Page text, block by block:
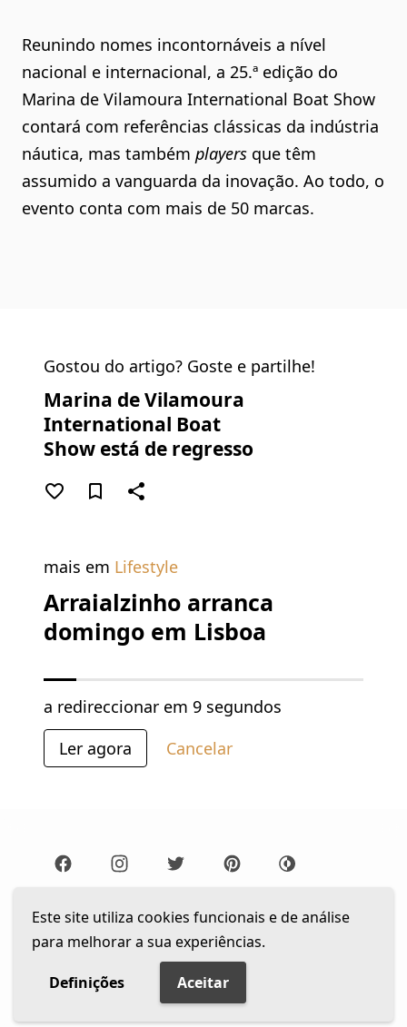
Este site utiliza cookies funcionais e de análise
para melhorar a sua experiências.
Definições Aceitar
Reunindo nomes incontornáveis a nível
nacional e internacional, a 25.ª edição do
Marina de Vilamoura International Boat Show
contará com referências clássicas da indústria
náutica, mas também players que têm
assumido a vanguarda da inovação. Ao todo, o
evento conta com mais de 50 marcas.
Gostou do artigo? Goste e partilhe!
Marina de Vilamoura
International Boat
Show está de regresso
favorite_border bookmark_border share
mais em Lifestyle
Arraialzinho arranca
domingo em Lisboa
a redireccionar em 9 segundos
Ler agora
Cancelar
Lista de Leitura Newsletter
Política de privacidade
© 2026 The Gentleman Portugal. Todos os direitos